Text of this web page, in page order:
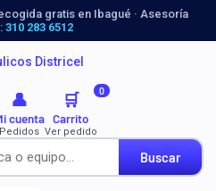
gratis en Ibagué · Asesoría
310 283 6512
Buscar
👤
cuenta
Pedidos
🛒 0
Carrito
Ver pedido